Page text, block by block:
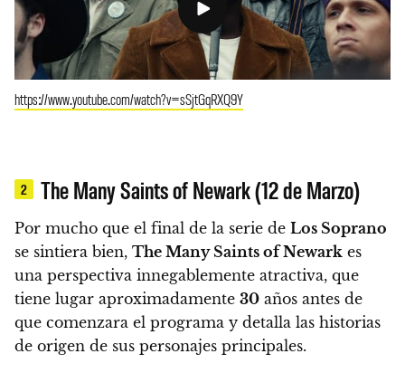
https://www.youtube.com/watch?v=sSjtGqRXQ9Y
2 The Many Saints of Newark (12 de Marzo)
Por mucho que el final de la serie de Los Soprano
se sintiera bien, The Many Saints of Newark es
una perspectiva innegablemente atractiva, que
tiene lugar aproximadamente 30 años antes de
que comenzara el programa y detalla las historias
de origen de sus personajes principales.